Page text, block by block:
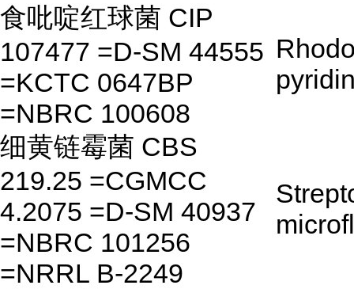
食吡啶红球菌 CIP
107477 =D-SM 44555
=KCTC 0647BP
=NBRC 100608
细黄链霉菌 CBS
219.25 =CGMCC
4.2075 =D-SM 40937
=NBRC 101256
=NRRL B-2249